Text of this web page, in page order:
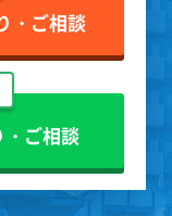
・ご相談
ご相談